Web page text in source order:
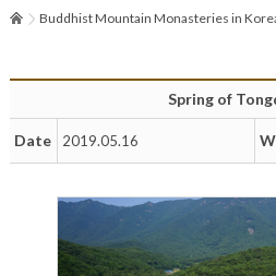
Buddhist Mountain Monasteries in
Spring of
Date 2019.05.16